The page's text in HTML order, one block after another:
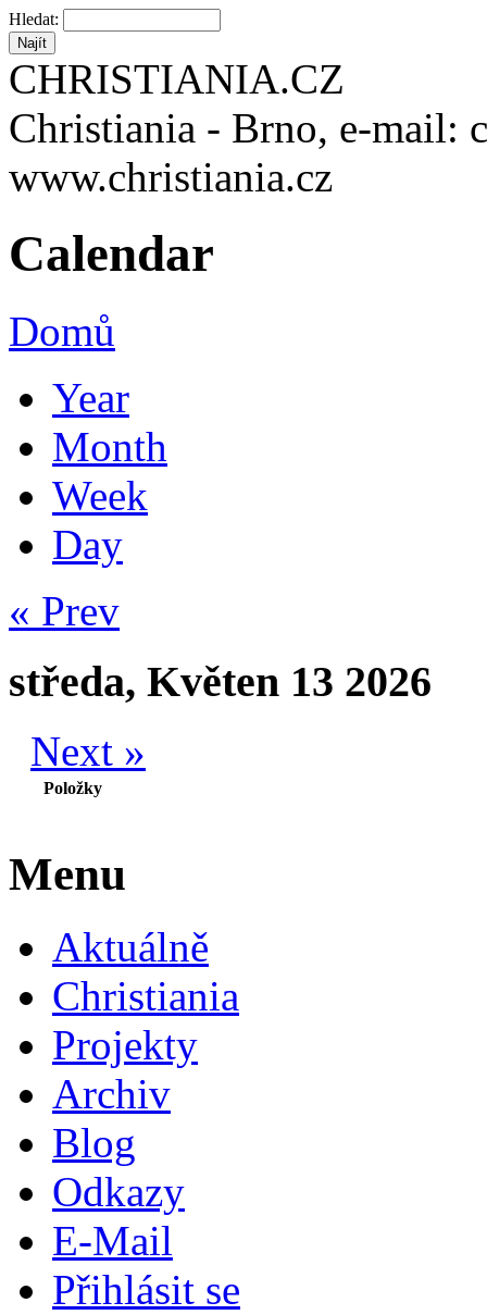
Hledat:
CHRISTIANIA.CZ
Christiania - Brno, e-mail:
www.christiania.cz
Calendar
Domů
Year
Month
Week
Day
« Prev
středa, Květen 13 2026
Next »
Položky
Menu
Aktuálně
Christiania
Projekty
Archiv
Blog
Odkazy
E-Mail
Přihlásit se